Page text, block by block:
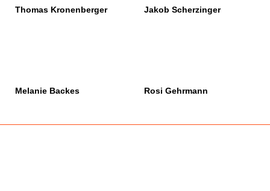
Thomas Kronenberger Jakob Scherzinger
Melanie Backes Rosi Gehrmann